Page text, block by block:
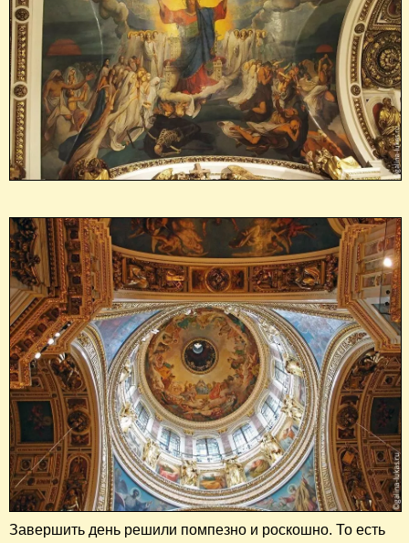
Завершить день решили помпезно и роскошно. То есть